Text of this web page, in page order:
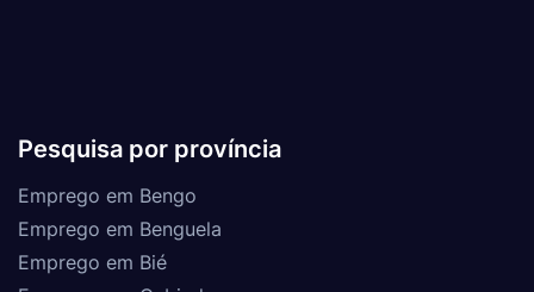
Pesquisa por província
Emprego em Bengo
Emprego em Benguela
Emprego em Bié